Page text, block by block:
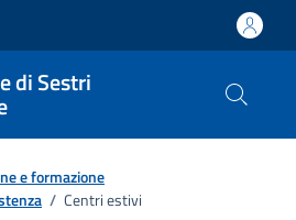
di Sestri
e formazione
/ Centri estivi